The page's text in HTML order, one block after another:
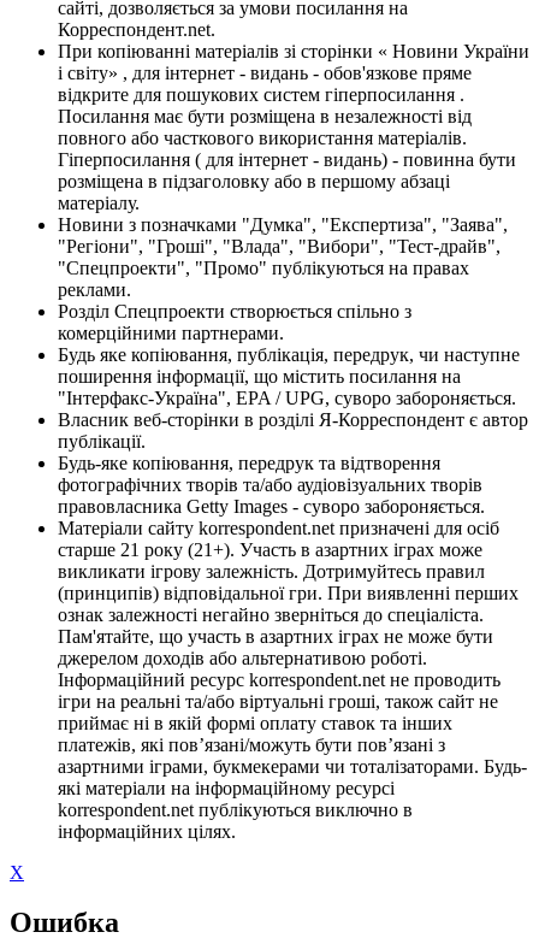
сайті, дозволяється за умови посилання на
Корреспондент.net.
При копіюванні матеріалів зі сторінки « Новини України
і світу» , для інтернет - видань - обов'язкове пряме
відкрите для пошукових систем гіперпосилання .
Посилання має бути розміщена в незалежності від
повного або часткового використання матеріалів.
Гіперпосилання ( для інтернет - видань) - повинна бути
розміщена в підзаголовку або в першому абзаці
матеріалу.
Новини з позначками "Думка", "Експертиза", "Заява",
"Регіони", "Гроші", "Влада", "Вибори", "Тест-драйв",
"Спецпроекти", "Промо" публікуються на правах
реклами.
Розділ Спецпроекти створюється спільно з
комерційними партнерами.
Будь яке копіювання, публікація, передрук, чи наступне
поширення інформації, що містить посилання на
"Інтерфакс-Україна", EPA / UPG, суворо забороняється.
Власник веб-сторінки в розділі Я-Корреспондент є автор
публікації.
Будь-яке копіювання, передрук та відтворення
фотографічних творів та/або аудіовізуальних творів
правовласника Getty Images - суворо забороняється.
Матеріали сайту korrespondent.net призначені для осіб
старше 21 року (21+). Участь в азартних іграх може
викликати ігрову залежність. Дотримуйтесь правил
(принципів) відповідальної гри. При виявленні перших
ознак залежності негайно зверніться до спеціаліста.
Пам'ятайте, що участь в азартних іграх не може бути
джерелом доходів або альтернативою роботі.
Інформаційний ресурс korrespondent.net не проводить
ігри на реальні та/або віртуальні гроші, також сайт не
приймає ні в якій формі оплату ставок та інших
платежів, які пов’язані/можуть бути пов’язані з
азартними іграми, букмекерами чи тоталізаторами. Будь-
які матеріали на інформаційному ресурсі
korrespondent.net публікуються виключно в
інформаційних цілях.
X
Ошибка